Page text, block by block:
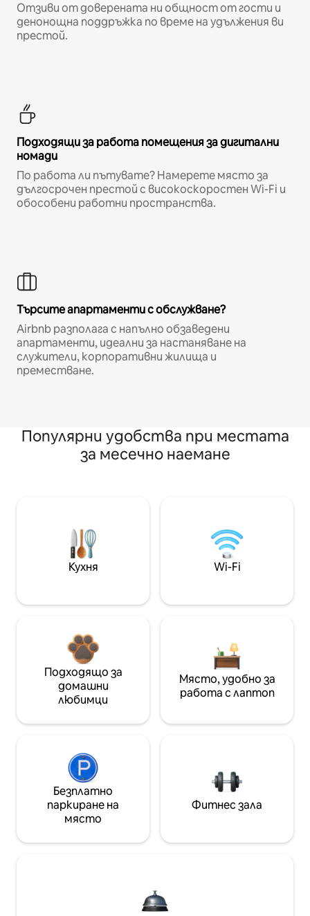
Отзиви от доверената ни общност от гости и
денонощна поддръжка по време на удължения ви
престой.
Подходящи за работа помещения за дигитални
номади
По работа ли пътувате? Намерете място за
дългосрочен престой с високоскоростен Wi-Fi и
обособени работни пространства.
Търсите апартаменти с обслужване?
Airbnb разполага с напълно обзаведени
апартаменти, идеални за настаняване на
служители, корпоративни жилища и
преместване.
Популярни удобства при местата
за месечно наемане
Кухня Wi-Fi
Подходящо за
домашни
любимци
Място, удобно за
работа с лаптоп
Безплатно
паркиране на
място
Фитнес зала